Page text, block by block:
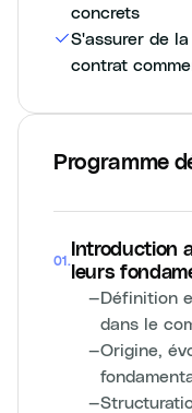
concrets
S'assurer de
contrat
Programme
01 .
Introduction
leurs
—Définition
dans le
—Origine,
—